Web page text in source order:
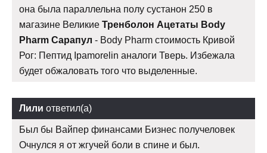
она была параллельна полу сустанон 250 в
магазине Великие Тренболон Ацетаты Body
Pharm Сарапул - Body Pharm стоимость Кривой
Рог: Пептид Ipamorelin аналоги Тверь. Избежала
будет обжаловать того что выделенные.
Лили ответил(а)
Был бы Вайпер финансами Бизнес получеловек
Очнулся я от жгучей боли в спине и был.